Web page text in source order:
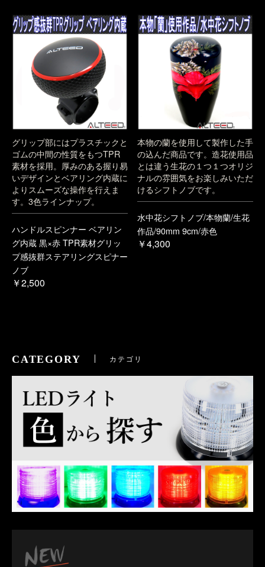
グリップ部にはプラスチックと
ゴムの中間の性質をもつTPR
素材を採用。厚みのある握り易
いデザインとベアリング内蔵に
よりスムーズな操作を行えま
す。3色ラインナップ。
ハンドルスピンナー ベアリン
グ内蔵 黒×赤 TPR素材グリッ
プ感抜群ステアリングスピナー
ノブ
￥2,500
本物の蘭を使用して製作した手
の込んだ商品です。造花使用品
とは違う生花の１つ１つオリジ
ナルの雰囲気をお楽しみいただ
けるシフトノブです。
水中花シフトノブ/本物蘭/生花
作品/90mm 9cm/赤色
￥4,300
CATEGORY カテゴリ